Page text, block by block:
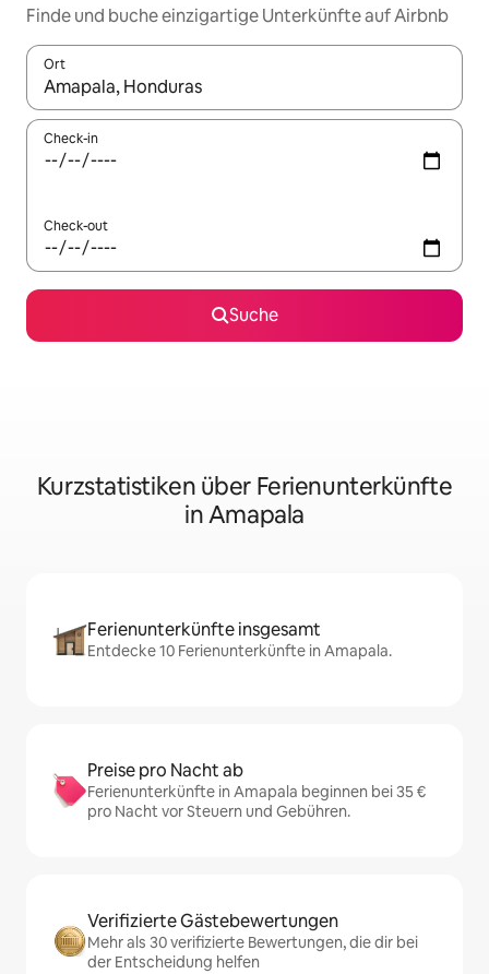
Finde und buche einzigartige Unterkünfte auf Airbnb
Ort
Wenn Ergebnisse verfügbar sind, navigiere mit den
Check-in
Check-out
Suche
Kurzstatistiken über Ferienunterkünfte
in Amapala
Ferienunterkünfte insgesamt
Entdecke 10 Ferienunterkünfte in Amapala.
Preise pro Nacht ab
Ferienunterkünfte in Amapala beginnen bei 35 €
pro Nacht vor Steuern und Gebühren.
Verifizierte Gästebewertungen
Mehr als 30 verifizierte Bewertungen, die dir bei
der Entscheidung helfen